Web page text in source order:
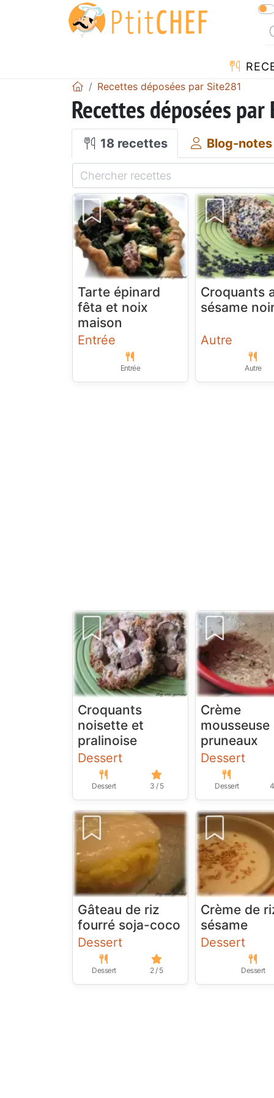
Recettes déposées par Site281
Recettes déposées
18 recettes Blog-
Tarte épinard
fêta et noix
maison
Entrée
Entrée
Croquants
sésame
Autre
Autre
Croquants
noisette et
pralinoise
Dessert
Dessert 3 / 5
Crème
mousseuse
pruneaux
Dessert
Dessert
Gâteau de riz
fourré soja-coco
Dessert
Dessert 2 / 5
Crème de
sésame
Dessert
Dessert